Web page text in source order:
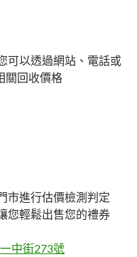
可以透過網站、電話或
關回收價格
市進行估價檢測判定
您輕鬆出售您的禮券
中街273號